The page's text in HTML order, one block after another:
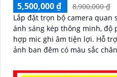
5,500,000 ₫
8,900,000 ₫
Lắp đặt trọn bộ camera quan
ánh sáng kép thông minh, độ
hợp mic ghi âm tiện lợi. Hỗ trợ hồng ngoại 30m cho hình
ảnh ban đêm có màu sắc